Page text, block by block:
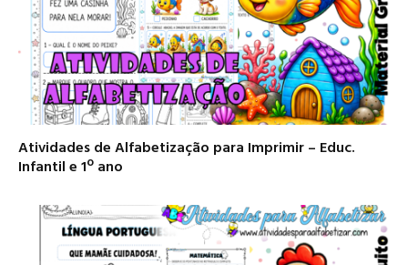
Atividades de Alfabetização para Imprimir – Educ.
Infantil e 1º ano